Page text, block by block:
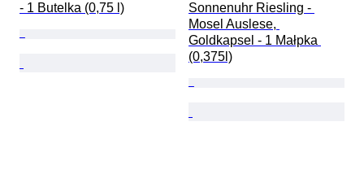
- 1 Butelka (0,75 l)
Sonnenuhr Riesling -
Mosel Auslese,
Goldkapsel - 1 Małpka
(0,375l)